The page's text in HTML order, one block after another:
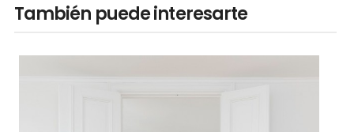
También puede interesarte